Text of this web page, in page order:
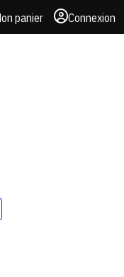
panier Connexion